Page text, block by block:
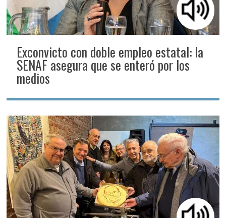
Exconvicto con doble empleo estatal: la
SENAF asegura que se enteró por los
medios